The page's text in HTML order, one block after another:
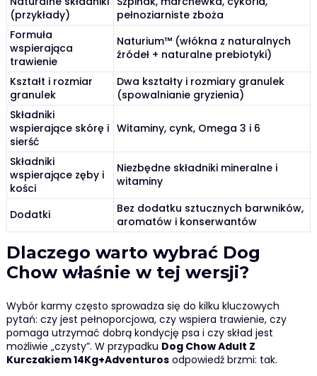
(przykłady)
pełnoziarniste zboża
Formuła
wspierająca
trawienie
Naturium™ (włókna z naturalnych
źródeł + naturalne prebiotyki)
Kształt i rozmiar
granulek
Dwa kształty i rozmiary granulek
(spowalnianie gryzienia)
Składniki
wspierające skórę i
sierść
Witaminy, cynk, Omega 3 i 6
Składniki
wspierające zęby i
kości
Niezbędne składniki mineralne i
witaminy
Dodatki
Bez dodatku sztucznych barwników,
aromatów i konserwantów
Dlaczego warto wybrać Dog
Chow właśnie w tej wersji?
Wybór karmy często sprowadza się do kilku kluczowych
pytań: czy jest pełnoporcjowa, czy wspiera trawienie, czy
pomaga utrzymać dobrą kondycję psa i czy skład jest
możliwie „czysty”. W przypadku Dog Chow Adult Z
Kurczakiem 14Kg+Adventurosodpowiedź brzmi: tak.